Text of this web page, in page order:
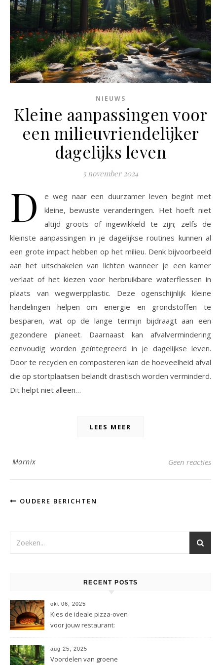
NIEUWS
Kleine aanpassingen voor
een milieuvriendelijker
dagelijks leven
5 november 2024
D
e weg naar een duurzamer leven begint met
kleine, bewuste veranderingen. Het hoeft niet
altijd groots of ingewikkeld te zijn; zelfs de
kleinste aanpassingen in je dagelijkse routines kunnen al
een grote impact hebben op het milieu. Denk bijvoorbeeld
aan het uitschakelen van lichten wanneer je een kamer
verlaat of het kiezen voor herbruikbare waterflessen in
plaats van wegwerpplastic. Deze ogenschijnlijk kleine
handelingen helpen om energie en grondstoffen te
besparen, wat op de lange termijn bijdraagt aan een
gezondere planeet. Daarnaast kan afvalvermindering
eenvoudig worden geïntegreerd in je dagelijkse leven.
Door te recyclen en composteren kan de hoeveelheid afval
die op stortplaatsen belandt drastisch worden verminderd.
Dit helpt niet alleen…
LEES MEER
Marnix Geen reacties
OUDERE BERICHTEN
RECENT POSTS
okt 06, 2025
Kies de ideale pizza-oven
voor jouw restaurant:
aug 25, 2025
Voordelen van groene